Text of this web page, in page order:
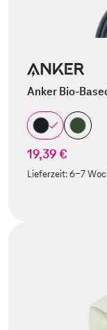
Anker Bio-
19,39 €
Lieferzeit:6-7